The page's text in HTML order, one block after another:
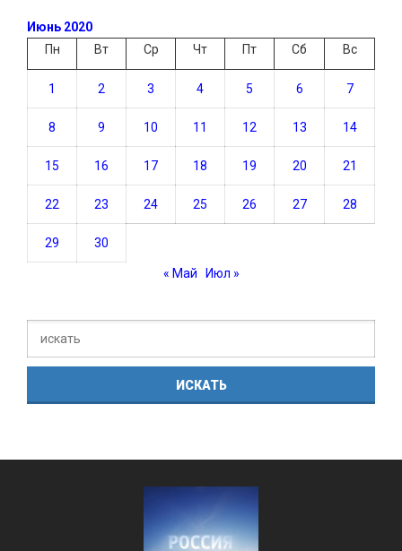
Июнь 2020
Пн
Вт Ср Чт Пт Сб Вс
1 2 3 4 5 6 7
8 9 10 11 12 13 14
15 16 17 18 19 20 21
22 23 24 25 26 27 28
29 30
« Май Июл »